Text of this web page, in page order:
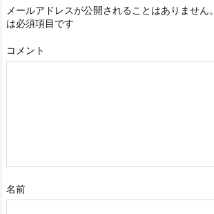
メールアドレスが公開されることはありません。
は必須項目です
コメント
名前